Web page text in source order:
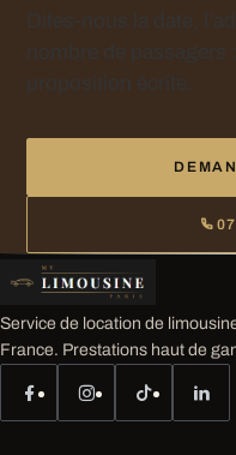
Service de location de
France. Prestations haut de